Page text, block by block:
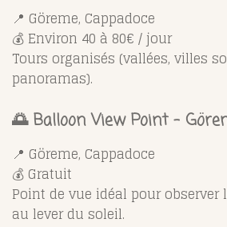
📍 Göreme, Cappadoce
💰 Environ 40 à 80€ / jour
Tours organisés (vallées, villes
panoramas).
🌅 Balloon View Point –
📍 Göreme, Cappadoce
💰 Gratuit
Point de vue idéal pour
au lever du soleil.